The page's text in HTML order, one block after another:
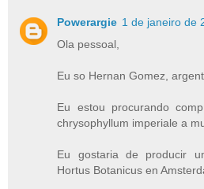
Powerargie 1 de janeiro de
Ola pessoal,
Eu so Hernan Gomez,
Eu estou procurando
chrysophyllum imperiale a
Eu gostaria de producir
Hortus Botanicus en